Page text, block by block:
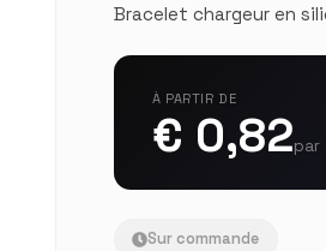
Bracelet chargeur en
À PARTIR DE
€ 0,82par
Sur commande